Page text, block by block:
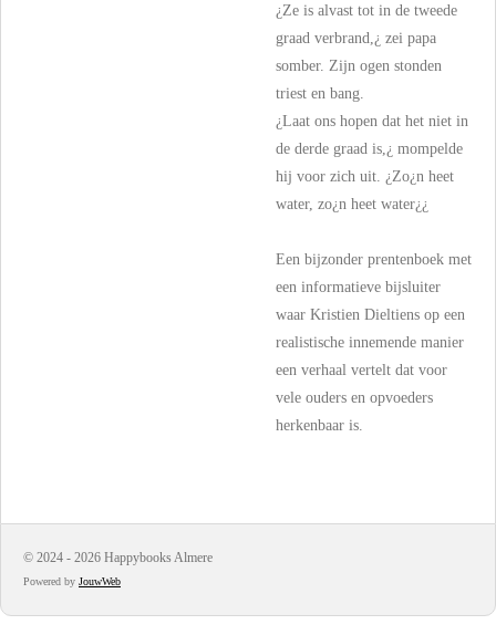
¿Ze is alvast tot in de tweede
graad verbrand,¿ zei papa
somber. Zijn ogen stonden
triest en bang.
¿Laat ons hopen dat het niet in
de derde graad is,¿ mompelde
hij voor zich uit. ¿Zo¿n heet
water, zo¿n heet water¿¿
Een bijzonder prentenboek met
een informatieve bijsluiter
waar Kristien Dieltiens op een
realistische innemende manier
een verhaal vertelt dat voor
vele ouders en opvoeders
herkenbaar is.
© 2024 - 2026 Happybooks Almere
Powered by JouwWeb